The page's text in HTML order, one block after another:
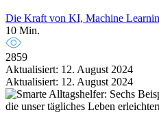
Die Kraft von KI, Machine
10 Min.
2859
Aktualisiert: 12. August 2024
Aktualisiert: 12. August 2024